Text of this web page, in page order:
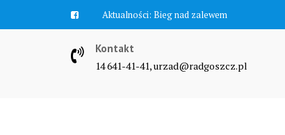
Aktualności: Zawyją syreny
Kontakt
14 641-41-41, urzad@radgoszcz.pl